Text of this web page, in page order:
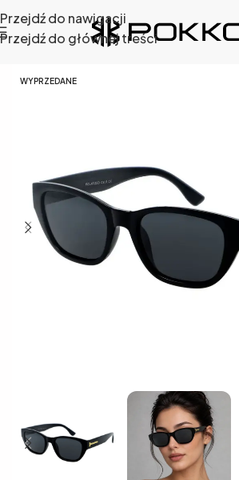
Przejdź do nawigacji
Przejdź do głównej treści
WYPRZEDANE